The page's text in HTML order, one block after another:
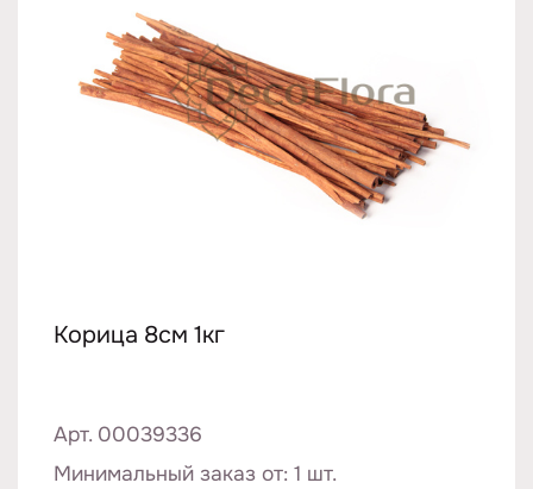
Корица 8см 1кг
Арт. 00039336
Минимальный заказ от: 1 шт.